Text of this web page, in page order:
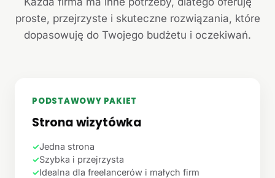
proste, przejrzyste i skuteczne rozwiązania, które
dopasowuję do Twojego budżetu i oczekiwań.
PODSTAWOWY PAKIET
Strona wizytówka
✓Jedna strona
✓Szybka i przejrzysta
✓Idealna dla freelancerów i małych firm